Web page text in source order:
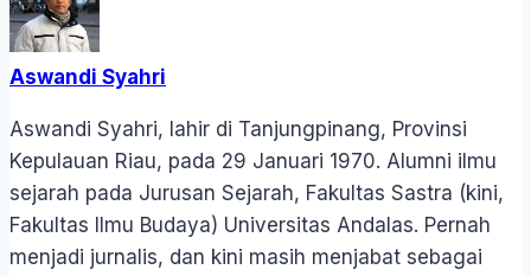
Aswandi Syahri
Aswandi Syahri, lahir di Tanjungpinang, Provinsi
Kepulauan Riau, pada 29 Januari 1970. Alumni ilmu
sejarah pada Jurusan Sejarah, Fakultas Sastra (kini,
Fakultas Ilmu Budaya) Universitas Andalas. Pernah
menjadi jurnalis, dan kini masih menjabat sebagai